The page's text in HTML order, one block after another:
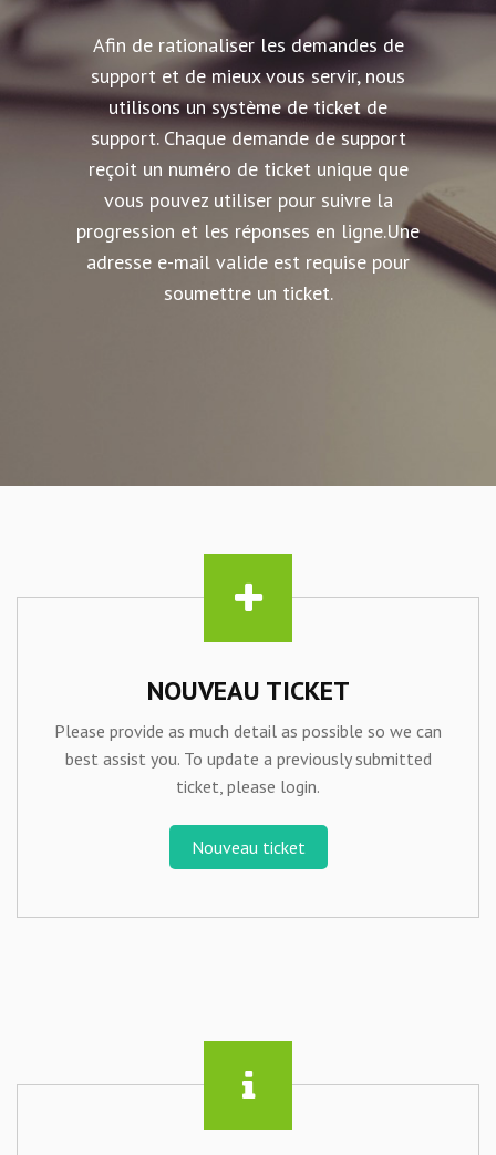
Afin de rationaliser les demandes de
support et de mieux vous servir, nous
utilisons un système de ticket de
support. Chaque demande de support
reçoit un numéro de ticket unique que
vous pouvez utiliser pour suivre la
progression et les réponses en ligne.Une
adresse e-mail valide est requise pour
soumettre un ticket.
NOUVEAU TICKET
Please provide as much detail as possible so we can
best assist you. To update a previously submitted
ticket, please login.
Nouveau ticket